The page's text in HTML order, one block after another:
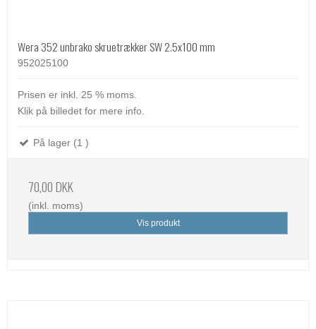
Wera 352 unbrako skruetrækker SW 2.5x100 mm
952025100
Prisen er inkl. 25 % moms.
Klik på billedet for mere info.
På lager (1 )
70,00 DKK
(inkl. moms)
Vis produkt